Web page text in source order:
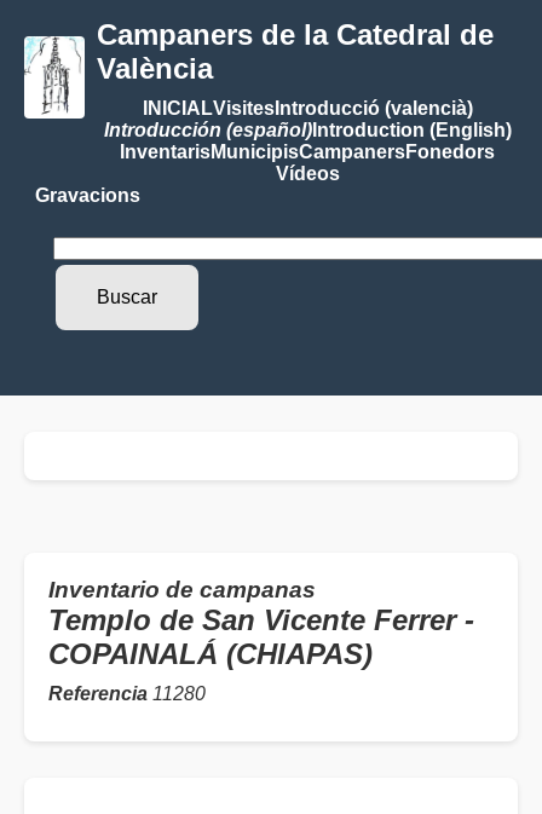
Campaners de la Catedral de
València
INICIALVisitesIntroducció (valencià)
Introducción (español)Introduction (English)
InventarisMunicipisCampanersFonedors
Vídeos
Gravacions
Inventario de campanas
Templo de San Vicente Ferrer -
COPAINALÁ (CHIAPAS)
Referencia 11280